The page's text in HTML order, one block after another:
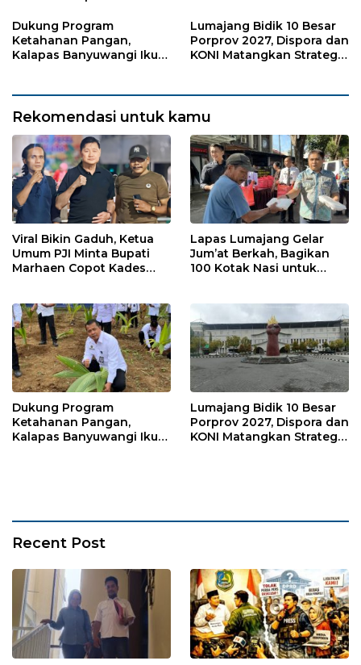
Dukung Program
Ketahanan Pangan,
Kalapas Banyuwangi Ikuti
Ngajum
Lumajang Bidik 10 Besar
Porprov 2027, Dispora dan
KONI Matangkan Strategi
Rekomendasi untuk kamu
Viral Bikin Gaduh, Ketua
Umum PJI Minta Bupati
Marhaen Copot Kades
Lapas Lumajang Gelar
Jum’at Berkah, Bagikan
100 Kotak Nasi untuk
Dukung Program
Ketahanan Pangan,
Kalapas Banyuwangi Ikuti
Lumajang Bidik 10 Besar
Porprov 2027, Dispora dan
KONI Matangkan Strategi
Recent Post